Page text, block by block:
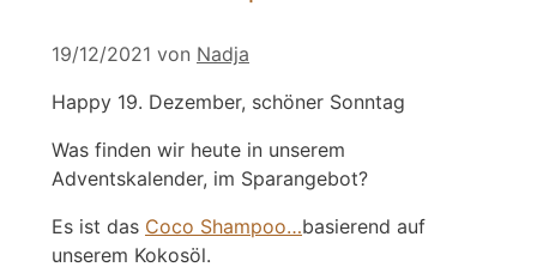
19/12/2021 von Nadja
Happy 19. Dezember, schöner Sonntag
Was finden wir heute in unserem
Adventskalender, im Sparangebot?
Es ist das Coco Shampoo…basierend auf
unserem Kokosöl.